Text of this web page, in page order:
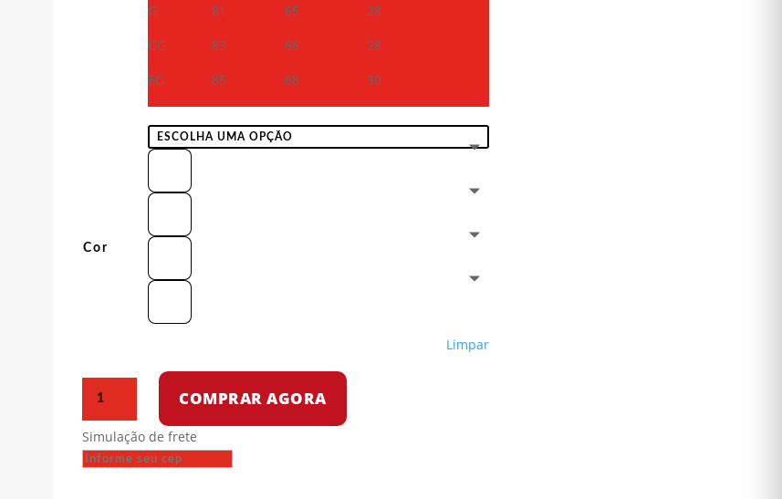
G
81 65
28
GG
83 66
28
EG
85 68 30
Cor
Limpar
Capitalismo
é
COMPRAR AGORA
Simulação de frete